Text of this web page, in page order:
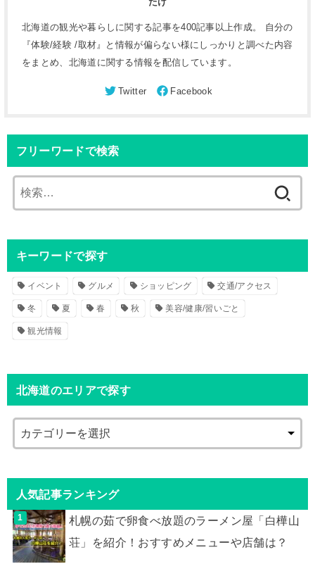
北海道の観光や暮らしに関する記事を400記事以上作成。 自分の
『体験/経験 /取材』と情報が偏らない様にしっかりと調べた内容
をまとめ、北海道に関する情報を配信しています。
フリーワードで検索
索
キーワードで探す
イベント グルメ ショッピング 交通/アクセス
冬 夏 春 秋 美容/健康/習いごと
観光情報
北海道のエリアで探す
人気記事ランキング
札幌の茹で卵食べ放題のラーメン屋「白樺山
荘」を紹介！おすすめメニューや店舗は？